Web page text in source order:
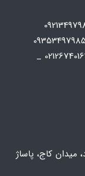
دفتر تهران _ سعادت آباد (شعبه کاج) : 02126740162 _
میدان کاج، پاساژ